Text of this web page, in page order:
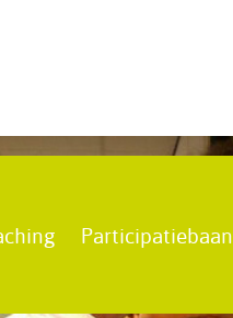
Participatiebaan